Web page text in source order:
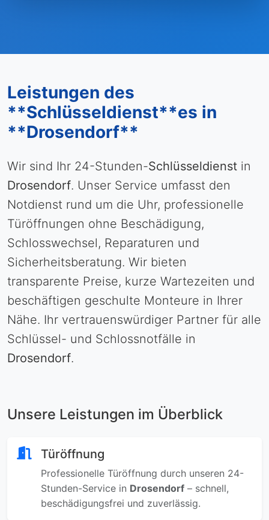
Leistungen des
**Schlüsseldienst**es in
**Drosendorf**
Wir sind Ihr 24-Stunden-Schlüsseldienst in
Drosendorf. Unser Service umfasst den
Notdienst rund um die Uhr, professionelle
Türöffnungen ohne Beschädigung,
Schlosswechsel, Reparaturen und
Sicherheitsberatung. Wir bieten
transparente Preise, kurze Wartezeiten und
beschäftigen geschulte Monteure in Ihrer
Nähe. Ihr vertrauenswürdiger Partner für alle
Schlüssel- und Schlossnotfälle in
Drosendorf.
Unsere Leistungen im Überblick
Türöffnung
Professionelle Türöffnung durch unseren 24-
Stunden-Service in Drosendorf – schnell,
beschädigungsfrei und zuverlässig.